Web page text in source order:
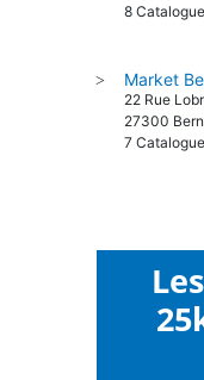
8
> Market
22 Rue
27300
7